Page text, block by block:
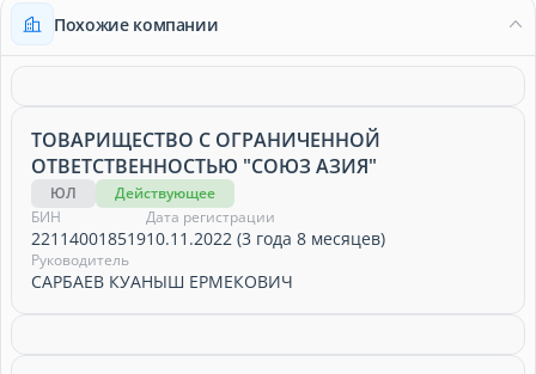
Похожие компании
ТОВАРИЩЕСТВО С ОГРАНИЧЕННОЙ
ОТВЕТСТВЕННОСТЬЮ "СОЮЗ АЗИЯ"
ЮЛ
Действующее
БИН
221140018519
Дата регистрации
10.11.2022 (3 года 8 месяцев)
Руководитель
САРБАЕВ КУАНЫШ ЕРМЕКОВИЧ